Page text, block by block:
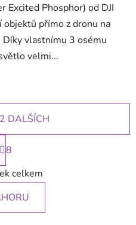
Excited Phosphor) od DJI
přímo z dronu na
vlastnímu 3 osému
velmi...
O
v
l
á
d
DALŠÍCH
S
t
r
á
n
k
8
celkem